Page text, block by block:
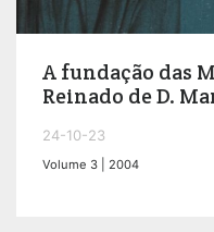
A fundação das
Reinado de D.
24-10-23
Volume 3 | 2004